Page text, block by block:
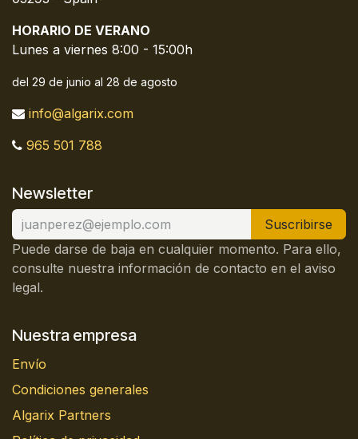
HORARIO DE VERANO
Lunes a viernes 8:00 - 15:00h
del 29 de junio al 28 de agosto
info@algarix.com
965 501 788
Newsletter
Suscribirse
Puede darse de baja en cualquier momento. Para ello,
consulte nuestra información de contacto en el aviso
legal.
Nuestra empresa
Envío
Condiciones generales
Algarix Partners